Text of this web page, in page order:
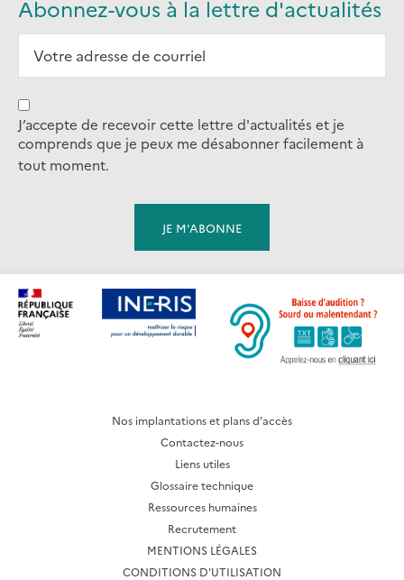
Abonnez-vous à la lettre d'actualités
J’accepte de recevoir cette lettre d'actualités et je
comprends que je peux me désabonner facilement à
tout moment.
Nos implantations et plans d’accès
Contactez-nous
Liens utiles
Glossaire technique
Ressources humaines
Recrutement
MENTIONS LÉGALES
CONDITIONS D'UTILISATION